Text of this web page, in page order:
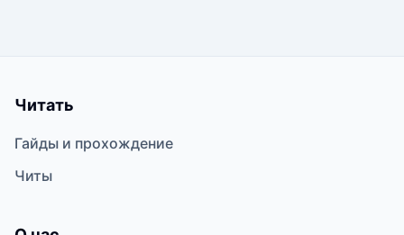
Читать
Гайды и прохождение
Читы